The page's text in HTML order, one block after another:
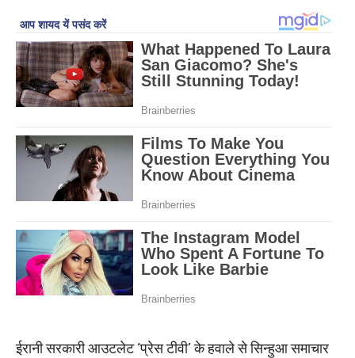
ईरानी सरकारी आउटलेट ‘प्रेस टीवी’ के हवाले से सिन्हुआ समाचार